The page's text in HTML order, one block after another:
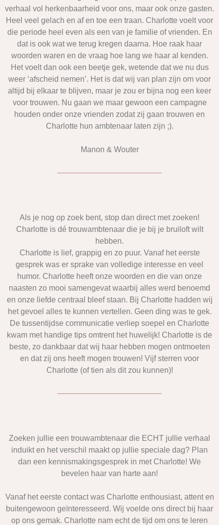
verhaal vol herkenbaarheid voor ons, maar ook onze gasten.
Heel veel gelach en af en toe een traan. Charlotte voelt voor
die periode heel even als een van je familie of vrienden. En
dat is ook wat we terug kregen daarna. Hoe raak haar
woorden waren en de vraag hoe lang we haar al kenden.
Het voelt dan ook een beetje gek, wetende dat we nu dus
weer ‘afscheid nemen’. Het is dat wij van plan zijn om voor
altijd bij elkaar te blijven, maar je zou er bijna nog een keer
voor trouwen. Nu gaan we maar gewoon een campagne
houden onder onze vrienden zodat zij gaan trouwen en
Charlotte hun ambtenaar laten zijn ;).
Manon & Wouter
Als je nog op zoek bent, stop dan direct met zoeken!
Charlotte is dé trouwambtenaar die je bij je bruiloft wilt
hebben.
Charlotte is lief, grappig en zo puur. Vanaf het eerste
gesprek was er sprake van volledige interesse en veel
humor. Charlotte heeft onze woorden en die van onze
naasten zo mooi samengevat waarbij alles werd benoemd
en onze liefde centraal bleef staan. Bij Charlotte hadden wij
het gevoel alles te kunnen vertellen. Geen ding was te gek.
De tussentijdse communicatie verliep soepel en Charlotte
kwam met handige tips omtrent het huwelijk! Charlotte is de
beste, zo dankbaar dat wij haar hebben mogen ontmoeten
en dat zij ons heeft mogen trouwen! Vijf sterren voor
Charlotte (of tien als dit zou kunnen)!
Zoeken jullie een trouwambtenaar die ECHT jullie verhaal
induikt en het verschil maakt op jullie speciale dag? Plan
dan een kennismakingsgesprek in met Charlotte! We
bevelen haar van harte aan!
Vanaf het eerste contact was Charlotte enthousiast, attent en
buitengewoon geïnteresseerd. Wij voelde ons direct bij haar
op ons gemak. Charlotte nam echt de tijd om ons te leren